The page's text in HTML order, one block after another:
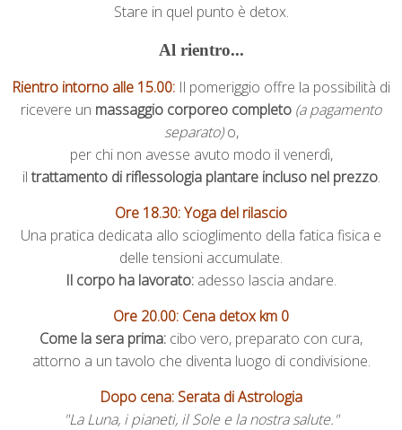
Stare in quel punto è detox.
Al rientro...
Rientro intorno alle 15.00: Il pomeriggio offre la possibilità di
ricevere un massaggio corporeo completo (a pagamento
separato)o,
per chi non avesse avuto modo il venerdì,
il trattamento di riflessologia plantare incluso nel prezzo.
Ore 18.30:Yoga del rilascio
Una pratica dedicata allo scioglimento della fatica fisica e
delle tensioni accumulate.
Il corpo ha lavorato: adesso lascia andare.
Ore 20.00: Cena detox km 0
Come la sera prima: cibo vero, preparato con cura,
attorno a un tavolo che diventa luogo di condivisione.
Dopo cena: Serata di Astrologia
"La Luna, i pianeti, il Sole e la nostra salute."